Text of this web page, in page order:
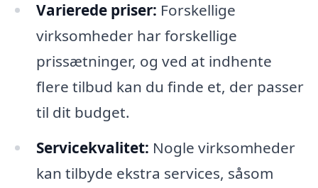
Varierede priser: Forskellige
virksomheder har forskellige
prissætninger, og ved at indhente
flere tilbud kan du finde et, der passer
til dit budget.
Servicekvalitet: Nogle virksomheder
kan tilbyde ekstra services, såsom